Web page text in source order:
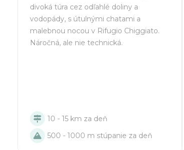
divoká túra cez odľahlé doliny a
vodopády, s útulnými chatami a
malebnou nocou v Rifugio Chiggiato.
Náročná, ale nie technická.
10 - 15 km za deň
500 - 1000 m stúpanie za deň